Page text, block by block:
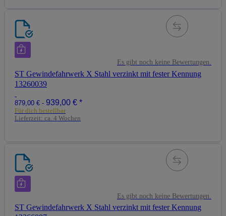
Es gibt noch keine Bewertungen.
ST Gewindefahrwerk X Stahl verzinkt mit fester Kennung
13260039
879,00 € - 939,00 € *
Für dich bestellbar
Lieferzeit: ca. 4 Wochen
Es gibt noch keine Bewertungen.
ST Gewindefahrwerk X Stahl verzinkt mit fester Kennung